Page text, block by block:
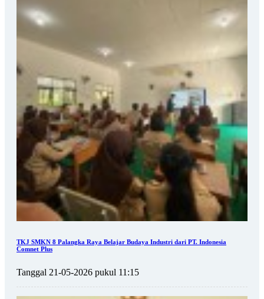
TKJ SMKN 8 Palangka Raya Belajar Budaya Industri dari PT. Indonesia
Comnet Plus
Tanggal 21-05-2026 pukul 11:15